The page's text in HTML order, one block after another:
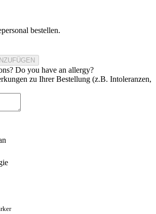
bestellen.
Do you have an allergy?
zu Ihrer Bestellung (z.B. Intoleranzen,